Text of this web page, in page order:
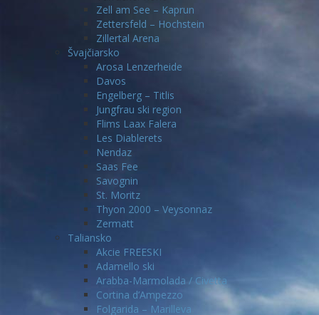
Zell am See – Kaprun
Zettersfeld – Hochstein
Zillertal Arena
Švajčiarsko
Arosa Lenzerheide
Davos
Engelberg – Titlis
Jungfrau ski region
Flims Laax Falera
Les Diablerets
Nendaz
Saas Fee
Savognin
St. Moritz
Thyon 2000 – Veysonnaz
Zermatt
Taliansko
Akcie FREESKI
Adamello ski
Arabba-Marmolada / Civetta
Cortina d’Ampezzo
Folgarida – Marilleva